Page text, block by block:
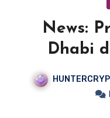
News:
Dhabi